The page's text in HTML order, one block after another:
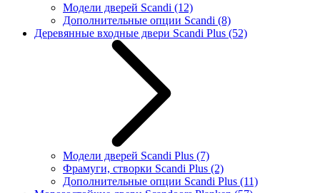
Модели дверей Scandi (12)
Дополнительные опции Scandi (8)
Деревянные входные двери Scandi Plus (52)
Модели дверей Scandi Plus (7)
Фрамуги, створки Scandi Plus (2)
Дополнительные опции Scandi Plus (11)